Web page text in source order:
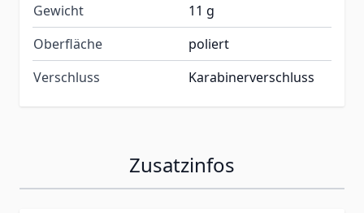
Gewicht
11 g
Oberfläche
poliert
Verschluss
Karabinerverschluss
Zusatzinfos